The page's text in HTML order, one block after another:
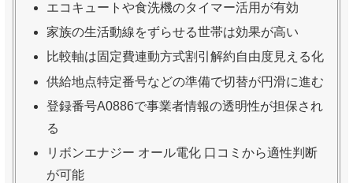
エコキュートや食洗機のタイマー活用が有効
家族の生活動線をずらせる世帯は効果が高い
比較軸は固定費連動方式割引解約自由度見える化
供給地点特定番号などの準備で切替が円滑に進む
登録番号A0886で事業者情報の透明性が担保され
る
リボンエナジー オール電化 口コミから適性判断
が可能